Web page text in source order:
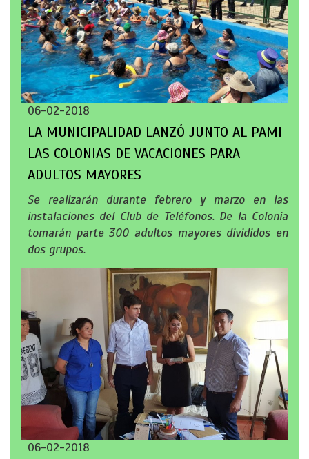
06-02-2018
LA MUNICIPALIDAD LANZÓ JUNTO AL PAMI
LAS COLONIAS DE VACACIONES PARA
ADULTOS MAYORES
Se realizarán durante febrero y marzo en las
instalaciones del Club de Teléfonos. De la Colonia
tomarán parte 300 adultos mayores divididos en
dos grupos.
06-02-2018